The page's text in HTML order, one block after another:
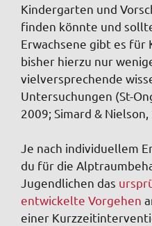
Kindergarten und
finden könnte und
Erwachsene gibt es für
bisher hierzu nur
vielversprechende
Untersuchungen (St-
2009; Simard & Nielson,
Je nach individuellem
du für die
Jugendlichen das
entwickelte Vorgehen
einer